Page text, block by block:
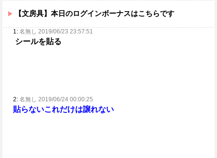
【文房具】本日のログインボーナスはこちらです
1: 名無し 2019/06/23 23:57:51
シールを貼る
2: 名無し 2019/06/24 00:00:25
貼らないこれだけは譲れない